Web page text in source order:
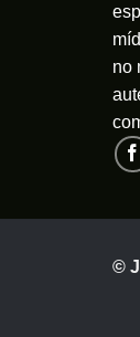
no
©